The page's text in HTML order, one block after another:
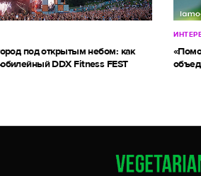
под открытым небом: как
DDX Fitness FEST